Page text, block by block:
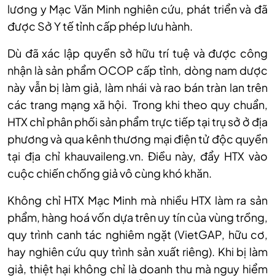
lương y Mạc Văn Minh nghiên cứu, phát triển và đã
được Sở Y tế tỉnh cấp phép lưu hành.
Dù đã xác lập quyền sở hữu trí tuệ và được công
nhận là sản phẩm OCOP cấp tỉnh, dòng nam dược
này vẫn bị làm giả, làm nhái và rao bán tràn lan trên
các trang mạng xã hội. Trong khi theo quy chuẩn,
HTX chỉ phân phối sản phẩm trực tiếp tại trụ sở ở địa
phương và qua kênh thương mại điện tử độc quyền
tại địa chỉ khauvaileng.vn. Điều này, đẩy HTX vào
cuộc chiến chống giả vô cùng khó khăn.
Không chỉ HTX Mạc Minh mà nhiều HTX làm ra sản
phẩm, hàng hoá vốn dựa trên uy tín của vùng trồng,
quy trình canh tác nghiêm ngặt (VietGAP, hữu cơ,
hay nghiên cứu quy trình sản xuất riêng). Khi bị làm
giả, thiệt hại không chỉ là doanh thu mà nguy hiểm